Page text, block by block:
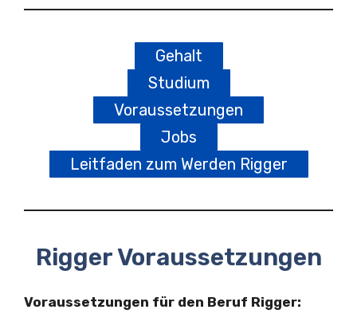
Gehalt
Studium
Voraussetzungen
Jobs
Leitfaden zum Werden Rigger
Rigger Voraussetzungen
Voraussetzungen für den Beruf Rigger: